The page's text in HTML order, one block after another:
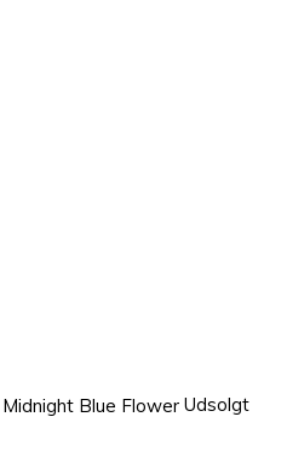
Udsolgt